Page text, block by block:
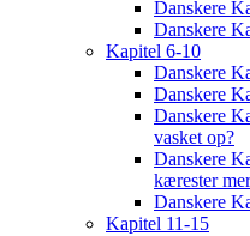
Danskere
Danskere
Kapitel 6-10
Danskere
Danskere
Danskere
vasket op?
Danskere
kærester
Danskere
Kapitel 11-15